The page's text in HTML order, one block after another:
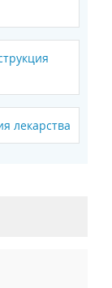
лекарства